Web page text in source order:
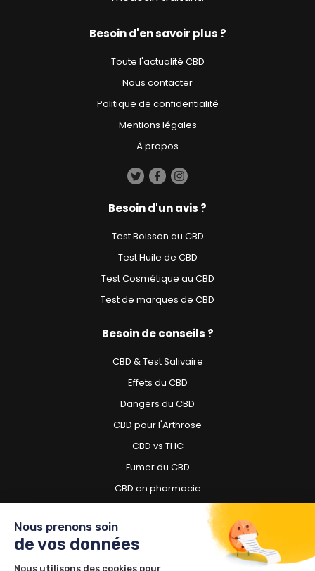
Besoin d'en savoir plus ?
Toute l'actualité CBD
Nous contacter
Politique de confidentialité
Mentions légales
À propos
Besoin d'un avis ?
Test Boisson au CBD
Test Huile de CBD
Test Cosmétique au CBD
Test de marques de CBD
Besoin de conseils ?
CBD & Test Salivaire
Effets du CBD
Dangers du CBD
CBD pour l'Arthrose
CBD vs THC
Fumer du CBD
CBD en pharmacie
Besoin d'acheter du CBD ?
Nous prenons soin
de vos données
Nous utilisons des cookies pour